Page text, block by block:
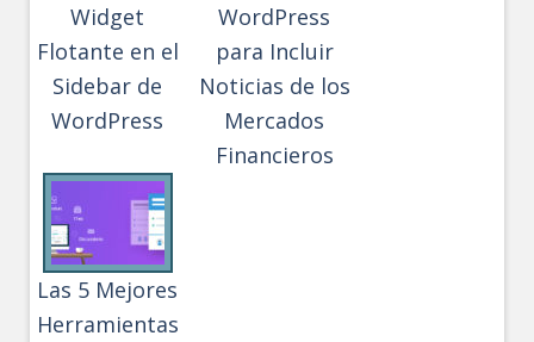
Widget
Flotante en el
Sidebar de
WordPress
WordPress
para Incluir
Noticias de los
Mercados
Financieros
Las 5 Mejores
Herramientas